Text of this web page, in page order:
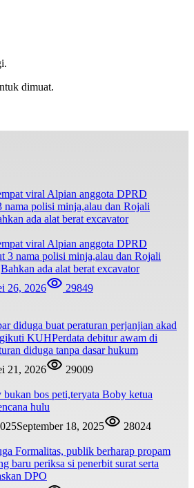
dimuat.
viral Alpian anggota DPRD
3 nama polisi minja,alau dan Rojali
ada alat berat excavator
26, 2026 29849
diduga buat peraturan perjanjian akad
KUHPerdata debitur awam di
diduga tanpa dasar hukum
21, 2026
29009
bos peti,teryata Boby ketua
hulu
September 18, 2025
28024
Formalitas, publik berharap propam
baru periksa si penerbit surat serta
DPO